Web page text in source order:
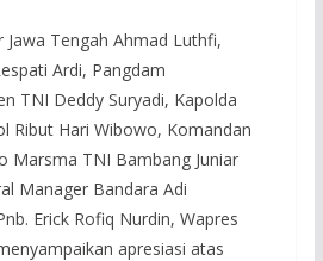
Jawa Tengah Ahmad Luthfi,
Ardi, Pangdam
TNI Deddy Suryadi, Kapolda
Ribut Hari Wibowo, Komandan
Marsma TNI Bambang Juniar
Manager Bandara Adi
Erick Rofiq Nurdin, Wapres
apresiasi atas